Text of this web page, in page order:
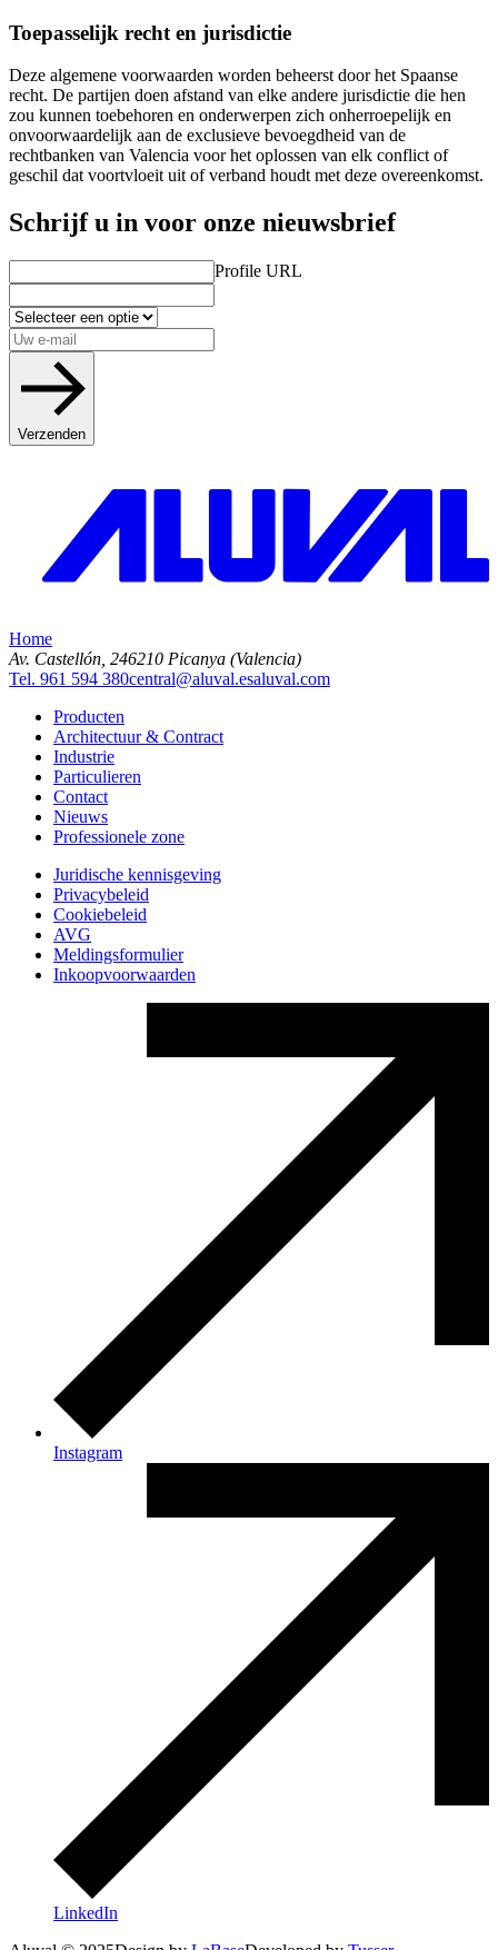
Toepasselijk recht en jurisdictie
Deze algemene voorwaarden worden beheerst door het Spaanse
recht. De partijen doen afstand van elke andere jurisdictie die hen
zou kunnen toebehoren en onderwerpen zich onherroepelijk en
onvoorwaardelijk aan de exclusieve bevoegdheid van de
rechtbanken van Valencia voor het oplossen van elk conflict of
geschil dat voortvloeit uit of verband houdt met deze overeenkomst.
Schrijf u in voor onze nieuwsbrief
Profile URL
Verzenden
Home
Av. Castellón, 246210 Picanya (Valencia)
Tel. 961 594 380central@aluval.esaluval.com
Producten
Architectuur & Contract
Industrie
Particulieren
Contact
Nieuws
Professionele zone
Juridische kennisgeving
Privacybeleid
Cookiebeleid
AVG
Meldingsformulier
Inkoopvoorwaarden
Instagram
LinkedIn